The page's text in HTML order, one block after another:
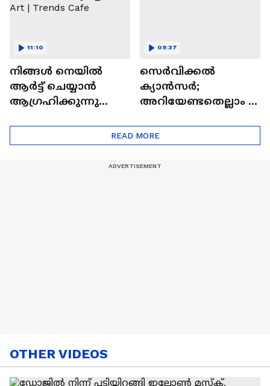
നിങ്ങൾ നെയിൽ
ആർട്ട് ചെയ്യാൻ
ആഗ്രഹിക്കുന്നുണ്ടോ
ട്രെൻഡിനെക്കുറിച്ച് |
Nail Art | Trends Cafe
11:10
സെർവിക്കൽ
ക്യാൻസർ;
അറിയേണ്ടതെല്ലാം |
Cancer
09:37
READ MORE
OTHER VIDEOS